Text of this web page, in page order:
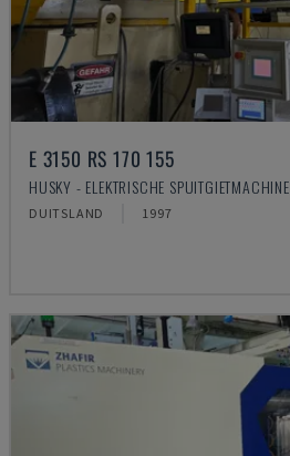
E 3150 RS 170 155
HUSKY - ELEKTRISCHE SPUITGIETMACHINE
DUITSLAND 1997